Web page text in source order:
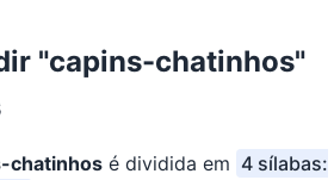
"capins-chatinhos"
chatinhos é dividida em 4 sílabas: